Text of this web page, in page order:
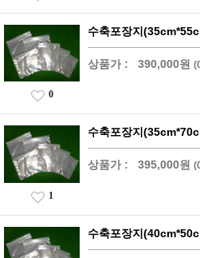
수축포장지
상품가 : 390,000원
0
수축포장지
상품가 : 395,000원
1
수축포장지